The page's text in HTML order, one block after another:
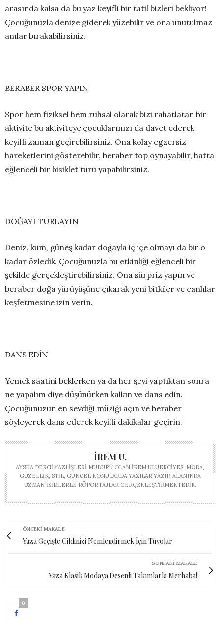
arasında kalsa da bu yaz keyifli bir tatil bizleri bekliyor!
Çocuğunuzla denize giderek yüzebilir ve ona unutulmaz
anılar bırakabilirsiniz.
BERABER SPOR YAPIN
Spor hem fiziksel hem ruhsal olarak bizi rahatlatan bir
aktivite bu aktiviteye çocuklarınızı da davet ederek
keyifli zaman geçirebilirsiniz. Ona kolay egzersiz
hareketlerini gösterebilir, beraber top oynayabilir, hatta
eğlenceli bir bisiklet turu yapabilirsiniz.
DOĞAYI TURLAYIN
Deniz, kum, güneş kadar doğayla iç içe olmayı da bir o
kadar özledik. Çocuğunuzla bu etkinliği eğlenceli bir
şekilde gerçekleştirebilirsiniz. Ona sürpriz yapın ve
beraber doğa yürüyüşüne çıkarak yeni bitkiler ve canlılar
keşfetmesine izin verin.
DANS EDİN
Yemek saatini beklerken ya da her şeyi yaptıktan sonra
ne yapalım diye düşünürken kalkın ve dans edin.
Çocuğunuzun en sevdiği müziği açın ve beraber
söyleyerek dans ederek keyifli dakikalar geçirin.
İREM U.
AYSHA DERGI YAZI İŞLERI MÜDÜRÜ OLAN İREM ULUERCIYES, MODA,
GÜZELLIK, STIL, GÜNCEL KONULARDA YAZILAR YAZIP, ALANINDA
UZMAN ISIMLERLE RÖPORTAJLAR GERÇEKLEŞTIRMEKTEDIR.
ÖNCEKI MAKALE
Yaza Geçişte Cildinizi Nemlendirmek İçin Tüyolar
SONRAKI MAKALE
Yaza Klasik Modaya Desenli Takımlarla Merhaba!
0